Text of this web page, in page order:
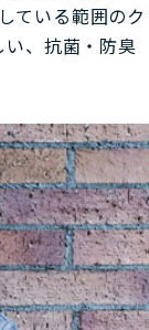
ている範囲のク
、抗菌・防臭